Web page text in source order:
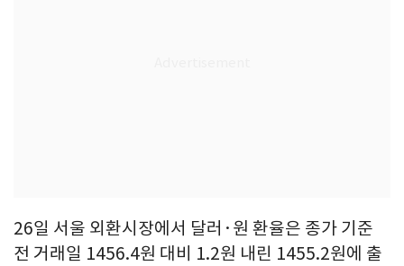
26일 서울 외환시장에서 달러·원 환율은 종가 기준
전 거래일 1456.4원 대비 1.2원 내린 1455.2원에 출